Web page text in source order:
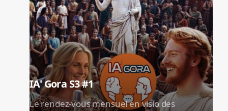
IA' Gora S3 #1
Le rendez-vous mensuel en visio des